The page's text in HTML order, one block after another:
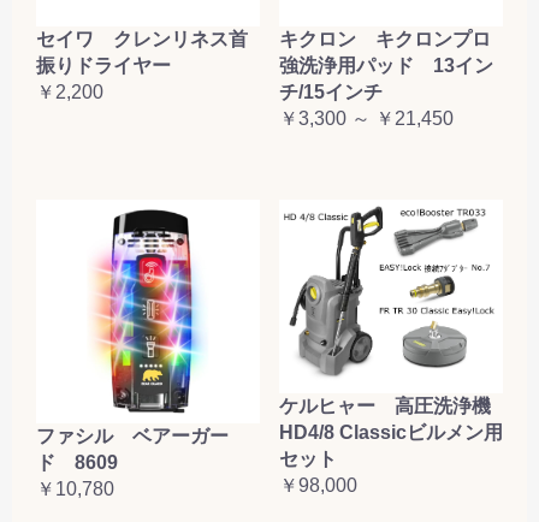
セイワ クレンリネス首
振りドライヤー
￥2,200
キクロン キクロンプロ
強洗浄用パッド 13イン
チ/15インチ
￥3,300 ～ ￥21,450
ファシル ベアーガー
ド 8609
￥10,780
ケルヒャー 高圧洗浄機
HD4/8 Classicビルメン用
セット
￥98,000